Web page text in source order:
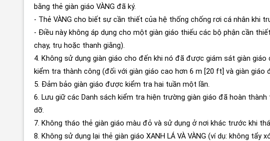
bằng thẻ giàn giáo VÀNG đã ký.
- Thẻ VÀNG cho biết sự cần thiết của hệ thống chống rơi cá nhân khi
- Điều này không áp dụng cho một giàn giáo thiếu các bộ phận cần
chạy, trụ hoặc thanh giằng).
4. Không sử dụng giàn giáo cho đến khi nó đã được giám sát giàn
kiểm tra thành công (đối với giàn giáo cao hơn 6 m [20 ft] và giàn giáo
5. Đảm bảo giàn giáo được kiểm tra hai tuần một lần.
6. Lưu giữ các Danh sách kiểm tra hiện trường giàn giáo đã hoàn
dỡ.
7. Không tháo thẻ giàn giáo màu đỏ và sử dụng ở nơi khác trước khi
8. Không sử dụng lại thẻ giàn giáo XANH LÁ VÀ VÀNG (ví dụ: không tẩy